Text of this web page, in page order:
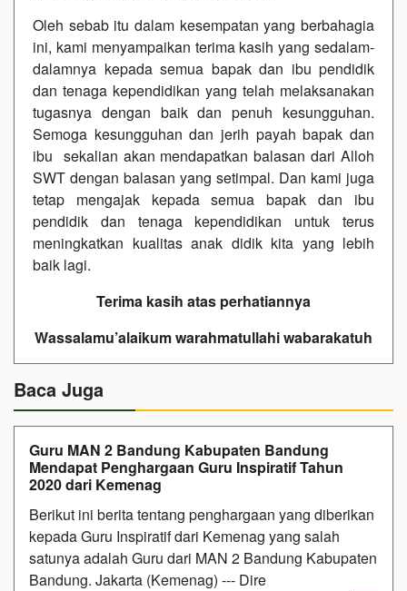
Oleh sebab itu dalam kesempatan yang berbahagia
ini, kami menyampaikan terima kasih yang sedalam-
dalamnya kepada semua bapak dan ibu pendidik
dan tenaga kependidikan yang telah melaksanakan
tugasnya dengan baik dan penuh kesungguhan.
Semoga kesungguhan dan jerih payah bapak dan
ibu sekalian akan mendapatkan balasan dari Alloh
SWT dengan balasan yang setimpal. Dan kami juga
tetap mengajak kepada semua bapak dan ibu
pendidik dan tenaga kependidikan untuk terus
meningkatkan kualitas anak didik kita yang lebih
baik lagi.
Terima kasih atas perhatiannya
Wassalamu’alaikum warahmatullahi wabarakatuh
Baca Juga
Guru MAN 2 Bandung Kabupaten Bandung
Mendapat Penghargaan Guru Inspiratif Tahun
2020 dari Kemenag
Berikut ini berita tentang penghargaan yang diberikan
kepada Guru Inspiratif dari Kemenag yang salah
satunya adalah Guru dari MAN 2 Bandung Kabupaten
Bandung. Jakarta (Kemenag) --- Dire